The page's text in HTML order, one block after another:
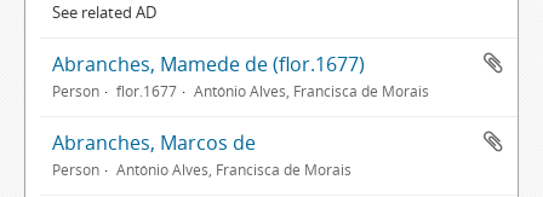
See related AD
Abranches, Mamede de (flor.1677)
Person flor.1677 António Alves, Francisca de Morais
Abranches, Marcos de
Person António Alves, Francisca de Morais